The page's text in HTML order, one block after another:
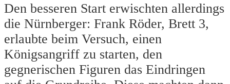
Den besseren Start erwischten allerdings
die Nürnberger: Frank Röder, Brett 3,
erlaubte beim Versuch, einen
Königsangriff zu starten, den
gegnerischen Figuren das Eindringen